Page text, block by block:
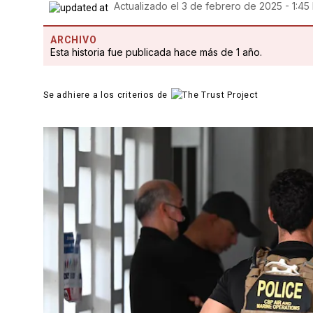
Actualizado el3 de febrero de 2025 - 1:45
ARCHIVO
Esta historia fue publicada hace más de 1 año.
Se adhiere a los criterios de